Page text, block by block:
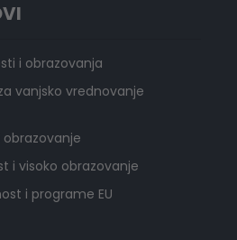
i obrazovanja
vanjsko vrednovanje
i visoko obrazovanje
i programe EU